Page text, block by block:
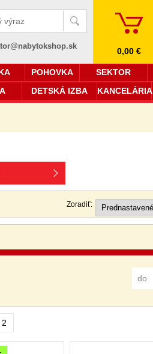
0,00 €
Zoradiť:
do
2
POHOVKA SEKTOR
DETSKÁ IZBA KANCELÁRIA